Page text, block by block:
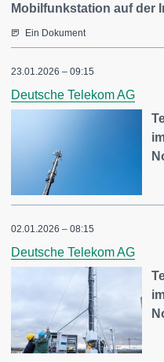
Mobilfunkstation auf der
Ein Dokument
23.01.2026 – 09:15
Deutsche Telekom AG
02.01.2026 – 08:15
Deutsche Telekom AG